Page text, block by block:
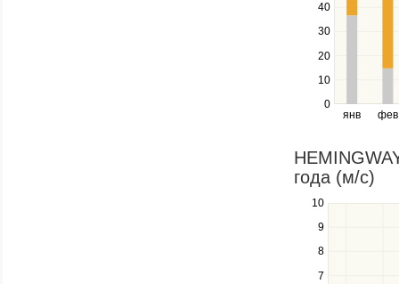
янв фев
0
10
20
30
40
series.
Use
the
and
right
navigate
through
items
in
series.
года (м/c)
7
8
9
10
Use
the
and
down